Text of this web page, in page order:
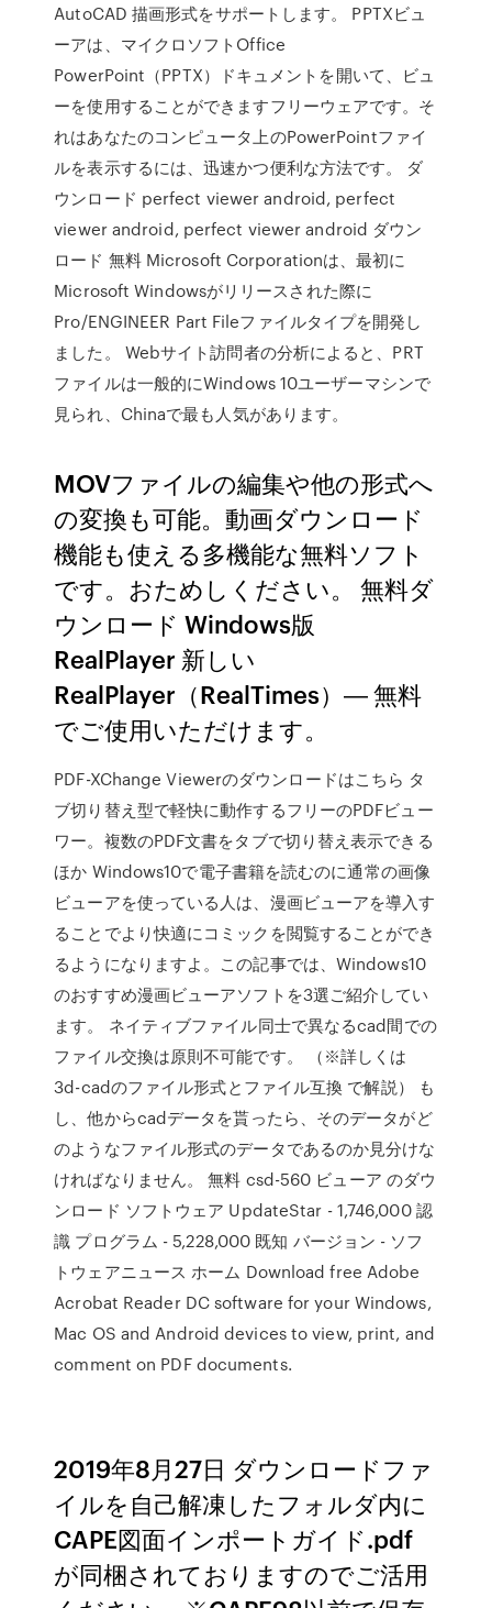
AutoCAD 描画形式をサポートします。 PPTXビュ
ーアは、マイクロソフトOffice
PowerPoint（PPTX）ドキュメントを開いて、ビュ
ーを使用することができますフリーウェアです。そ
れはあなたのコンピュータ上のPowerPointファイ
ルを表示するには、迅速かつ便利な方法です。 ダ
ウンロード perfect viewer android, perfect
viewer android, perfect viewer android ダウン
ロード 無料 Microsoft Corporationは、最初に
Microsoft Windowsがリリースされた際に
Pro/ENGINEER Part Fileファイルタイプを開発し
ました。 Webサイト訪問者の分析によると、PRT
ファイルは一般的にWindows 10ユーザーマシンで
見られ、Chinaで最も人気があります。
MOVファイルの編集や他の形式へ
の変換も可能。動画ダウンロード
機能も使える多機能な無料ソフト
です。おためしください。 無料ダ
ウンロード Windows版
RealPlayer 新しい
RealPlayer（RealTimes）― 無料
でご使用いただけます。
PDF-XChange Viewerのダウンロードはこちら タ
ブ切り替え型で軽快に動作するフリーのPDFビュー
ワー。複数のPDF文書をタブで切り替え表示できる
ほか Windows10で電子書籍を読むのに通常の画像
ビューアを使っている人は、漫画ビューアを導入す
ることでより快適にコミックを閲覧することができ
るようになりますよ。この記事では、Windows10
のおすすめ漫画ビューアソフトを3選ご紹介してい
ます。 ネイティブファイル同士で異なるcad間での
ファイル交換は原則不可能です。 （※詳しくは
3d-cadのファイル形式とファイル互換 で解説） も
し、他からcadデータを貰ったら、そのデータがど
のようなファイル形式のデータであるのか見分けな
ければなりません。 無料 csd-560 ビューア のダウ
ンロード ソフトウェア UpdateStar - 1,746,000 認
識 プログラム - 5,228,000 既知 バージョン - ソフ
トウェアニュース ホーム Download free Adobe
Acrobat Reader DC software for your Windows,
Mac OS and Android devices to view, print, and
comment on PDF documents.
2019年8月27日 ダウンロードファ
イルを自己解凍したフォルダ内に
CAPE図面インポートガイド.pdf
が同梱されておりますのでご活用